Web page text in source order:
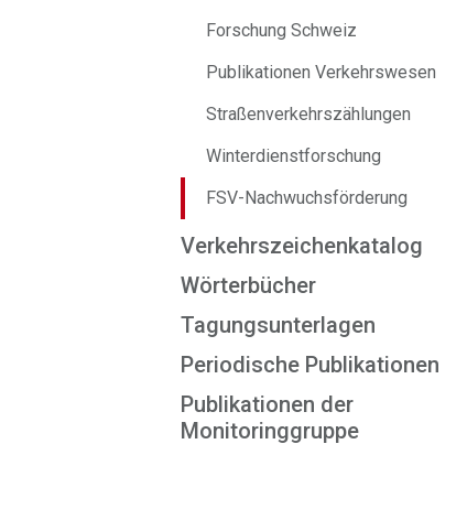
Forschung Schweiz
Publikationen Verkehrswesen
Straßenverkehrszählungen
Winterdienstforschung
FSV-Nachwuchsförderung
Verkehrszeichenkatalog
Wörterbücher
Tagungsunterlagen
Periodische Publikationen
Publikationen der
Monitoringgruppe